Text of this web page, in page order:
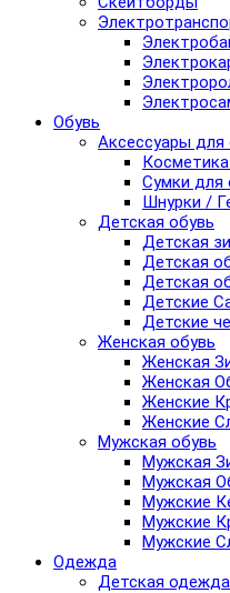
Обувь
Аксессуары для
Сумки для
Шнурки /
Детская обувь
Детская
Детская
Детская
Детские
Детские
Женская обувь
Женская
Женская
Женские
Женские
Мужская обувь
Мужская
Мужская
Мужские
Мужские
Мужские
Одежда
Детская одежда